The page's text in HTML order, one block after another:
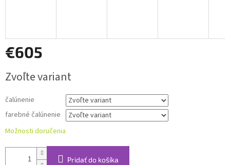
€605
cena:
Zvoľte variant
čalúnenie
farebné čalúnenie
Možnosti doručenia
Pridať do košíka